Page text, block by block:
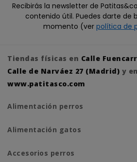
Recibirás la newsletter de
contenido útil. Puedes darte de
momento (ver política de
Tiendas físicas en Calle
Calle de Narváez 27 (Madrid) y en
www.patitasco.com
Alimentación perros
Alimentación gatos
Accesorios perros